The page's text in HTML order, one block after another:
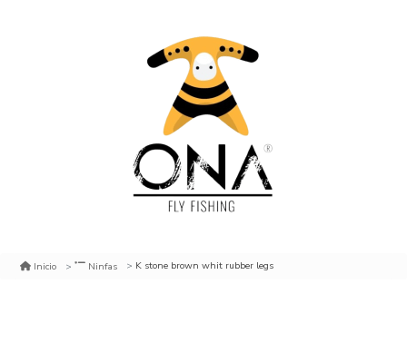
Inicio Ninfas K stone brown whit rubber legs